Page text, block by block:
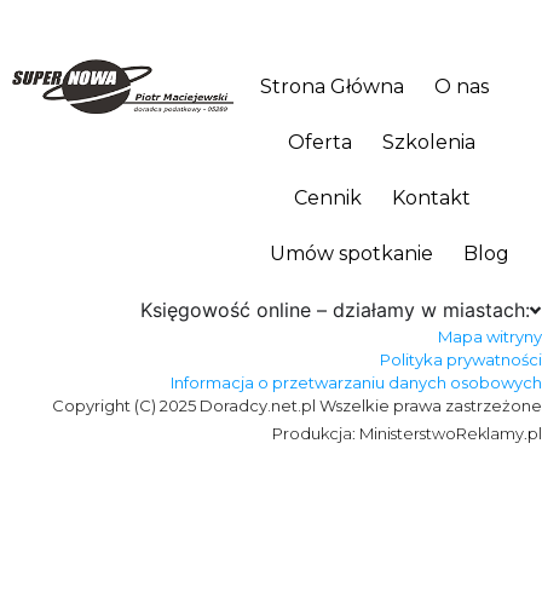
Strona Główna O nas
Oferta Szkolenia
Cennik Kontakt
Umów spotkanie Blog
Księgowość online – działamy w miastach:
Mapa witryny
Polityka prywatności
Informacja o przetwarzaniu danych osobowych
Copyright (C) 2025 Doradcy.net.pl Wszelkie prawa zastrzeżone
Produkcja: MinisterstwoReklamy.pl